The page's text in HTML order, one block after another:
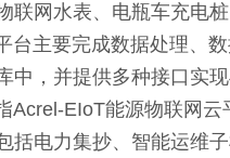
联网水表、电瓶车充电
主要完成数据处理、数
中，并提供多种接口实
EIoT能源物联网云
括电力集抄、智能运维